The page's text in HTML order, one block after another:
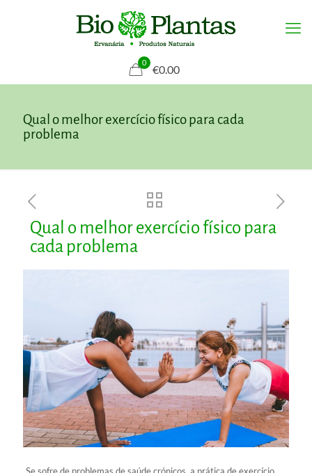
0
€0.00
Qual o melhor exercício físico para cada
problema
Qual o melhor exercício físico para
cada problema